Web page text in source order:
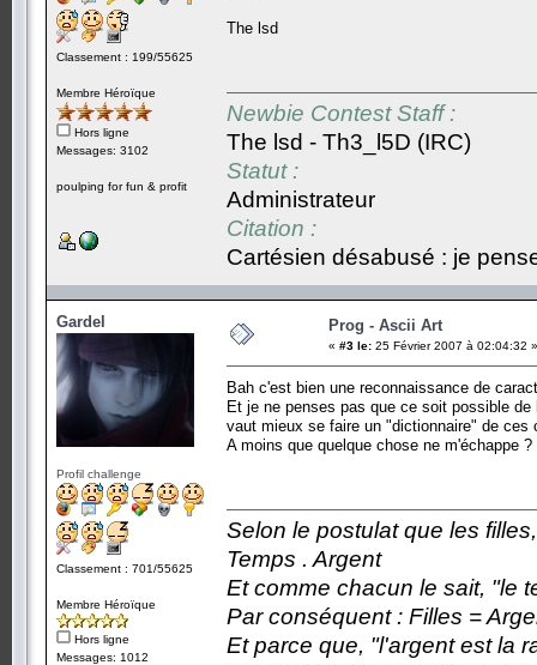
Classement : 199/55625
Membre Héroïque
Hors ligne
Messages: 3102
poulping for fun & profit
The lsd
Newbie Contest Staff :
The lsd - Th3_l5D (IRC)
Statut :
Administrateur
Citation :
Cartésien désabusé : je
Gardel
Profil challenge
Classement : 701/55625
Membre Héroïque
Hors ligne
Messages: 1012
Prog - Ascii Art
« #3 le: 25 Février 2007 à 02:04:32 »
Bah c'est bien une reconnaissance de
Et je ne penses pas que ce soit possible
vaut mieux se faire un "dictionnaire" de ces
A moins que quelque chose ne m'échappe ?
Selon le postulat que les
Temps . Argent
Et comme chacun le sait, "le
Par conséquent : Filles =
Et parce que, "l'argent est la